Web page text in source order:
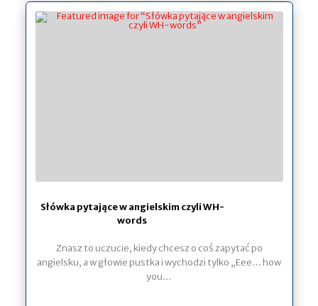
Słówka pytające w angielskim czyli WH-
words
Znasz to uczucie, kiedy chcesz o coś zapytać po
angielsku, a w głowie pustka i wychodzi tylko „Eee… how
you…